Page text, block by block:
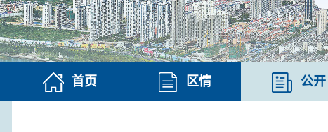
首页 区情 公开